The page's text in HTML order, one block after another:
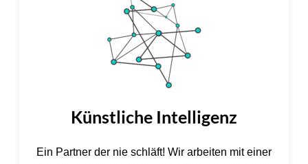
Künstliche Intelligenz
Ein Partner der nie schläft! Wir arbeiten mit einer